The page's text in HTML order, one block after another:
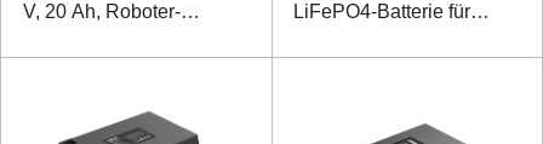
V, 20 Ah, Roboter-
LiFePO4-Batterie für